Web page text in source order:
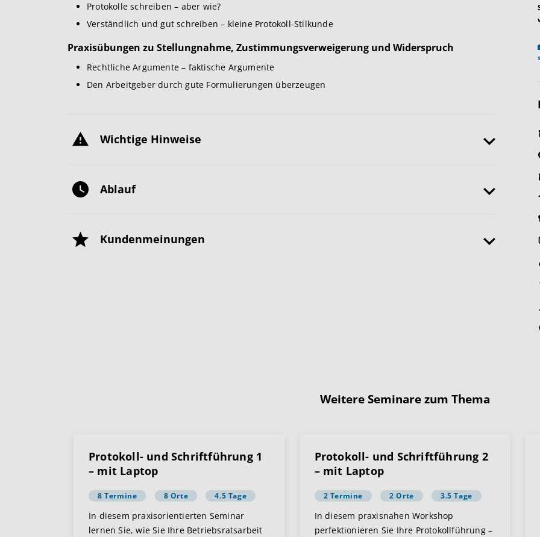
Protokolle schreiben – aber wie?
Verständlich und gut schreiben – kleine Protokoll-Stilkunde
Praxisübungen zu Stellungnahme, Zustimmungsverweigerung und Widerspruch
Rechtliche Argumente – faktische Argumente
Den Arbeitgeber durch gute Formulierungen überzeugen
Wichtige Hinweise
Ablauf
Kundenmeinungen
Weitere Seminare zum Thema
Protokoll- und Schriftführung 1
– mit Laptop
8 Termine 8 Orte 4.5 Tage
In diesem praxisorientierten Seminar
lernen Sie, wie Sie Ihre Betriebsratsarbeit
Protokoll- und Schriftführung 2
– mit Laptop
2 Termine 2 Orte 3.5 Tage
In diesem praxisnahen Workshop
perfektionieren Sie Ihre Protokollführung –